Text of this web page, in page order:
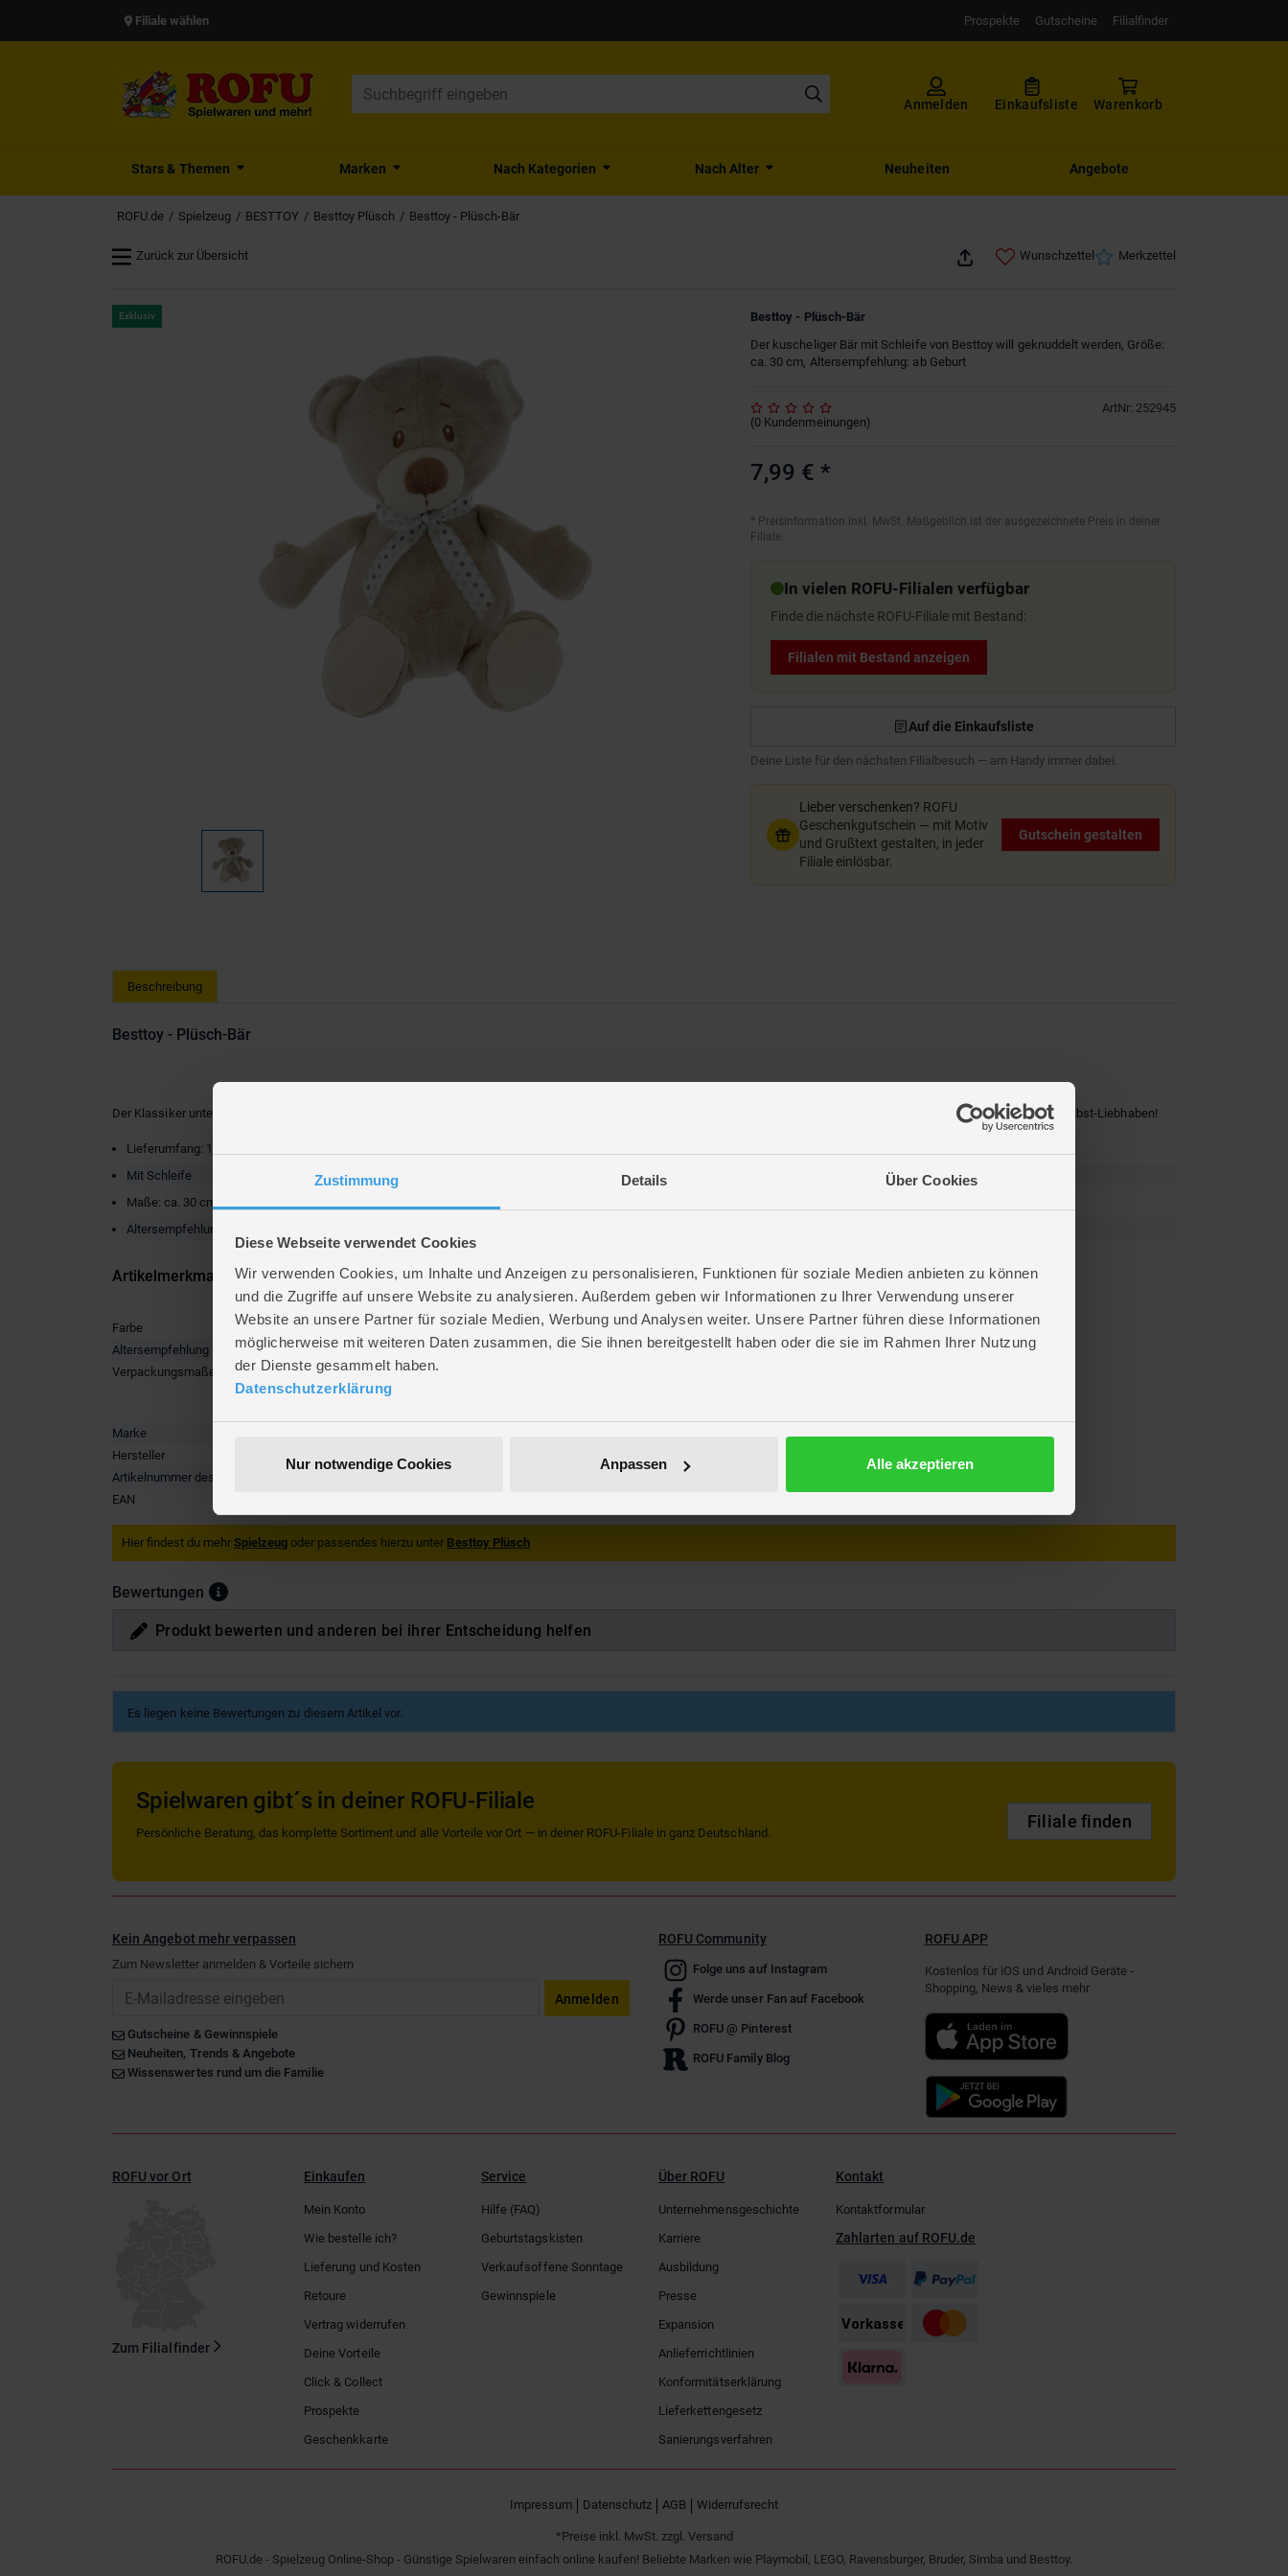
Zustimmung Details Über Cookies
Diese Webseite verwendet Cookies
Wir verwenden Cookies, um Inhalte und Anzeigen zu personalisieren, Funktionen für soziale Medien anbieten zu können
und die Zugriffe auf unsere Website zu analysieren. Außerdem geben wir Informationen zu Ihrer Verwendung unserer
Website an unsere Partner für soziale Medien, Werbung und Analysen weiter. Unsere Partner führen diese Informationen
möglicherweise mit weiteren Daten zusammen, die Sie ihnen bereitgestellt haben oder die sie im Rahmen Ihrer Nutzung
der Dienste gesammelt haben.
Datenschutzerklärung
Nur notwendige Cookies Anpassen Alle akzeptieren
Filiale wählen Prospekte Gutscheine Filialfinder
Anmelden Einkaufsliste Warenkorb
Stars & Themen Marken Nach Kategorien Nach Alter Neuheiten Angebote
ROFU.de Spielzeug BESTTOY Besttoy Plüsch Besttoy - Plüsch-Bär
Zurück zur Übersicht Wunschzettel Merkzettel
Exklusiv
Besttoy - Plüsch-Bär
Der kuscheliger Bär mit Schleife von Besttoy will geknuddelt werden, Größe:
ca. 30 cm, Altersempfehlung: ab Geburt
ArtNr: 252945
(0 Kundenmeinungen)
7,99 € *
* Preisinformation inkl. MwSt. Maßgeblich ist der ausgezeichnete Preis in deiner
Filiale.
In vielen ROFU-Filialen verfügbar
Finde die nächste ROFU-Filiale mit Bestand:
Filialen mit Bestand anzeigen
Auf die Einkaufsliste
Deine Liste für den nächsten Filialbesuch — am Handy immer dabei.
Lieber verschenken? ROFU
Geschenkgutschein — mit Motiv
und Grußtext gestalten, in jeder
Filiale einlösbar.
Gutschein gestalten
Beschreibung
Besttoy - Plüsch-Bär
Der Klassiker unter den Kuscheltieren: in allen Größen und Varianten – vom niedlichen Mini-Bär bis zum riesigen XXL-Kuschelbären. Ideal zum Verschenken oder Selbst-Liebhaben!
Lieferumfang: 1 x Plüschtier
Mit Schleife
Maße: ca. 30 cm
Altersempfehlung: ab Geburt
Artikelmerkmale
Farbe beige, creme
Altersempfehlung
ab 0 Monate
Verpackungsmaße
Länge ca. 32,1 cm
Breite ca. 24,7 cm
Marke
Hersteller
Besttoy
Artikelnummer des Herstellers
EAN
Hier findest du mehr Spielzeug oder passendes hierzu unter Besttoy Plüsch
Bewertungen
Produkt bewerten und anderen bei ihrer Entscheidung helfen
Es liegen keine Bewertungen zu diesem Artikel vor.
Spielwaren gibt´s in deiner ROFU-Filiale
Persönliche Beratung, das komplette Sortiment und alle Vorteile vor Ort — in deiner ROFU-Filiale in ganz Deutschland.
Filiale finden
Kein Angebot mehr verpassen
Zum Newsletter anmelden & Vorteile sichern
Anmelden
Gutscheine & Gewinnspiele
Neuheiten, Trends & Angebote
Wissenswertes rund um die Familie
ROFU Community
Folge uns auf Instagram
Werde unser Fan auf Facebook
ROFU @ Pinterest
ROFU Family Blog
ROFU APP
Kostenlos für iOS und Android Geräte -
Shopping, News & vieles mehr
ROFU vor Ort
Zum Filialfinder
Einkaufen
Mein Konto
Wie bestelle ich?
Lieferung und Kosten
Retoure
Vertrag widerrufen
Deine Vorteile
Click & Collect
Prospekte
Geschenkkarte
Service
Hilfe (FAQ)
Geburtstagskisten
Verkaufsoffene Sonntage
Gewinnspiele
Über ROFU
Unternehmensgeschichte
Karriere
Ausbildung
Presse
Expansion
Anlieferrichtlinien
Konformitätserklärung
Lieferkettengesetz
Sanierungsverfahren
Kontakt
Kontaktformular
Zahlarten auf ROFU.de
Impressum Datenschutz AGB Widerrufsrecht
*Preise inkl. MwSt. zzgl. Versand
ROFU.de - Spielzeug Online-Shop - Günstige Spielwaren einfach online kaufen! Beliebte Marken wie Playmobil, LEGO, Ravensburger, Bruder, Simba und Besttoy.